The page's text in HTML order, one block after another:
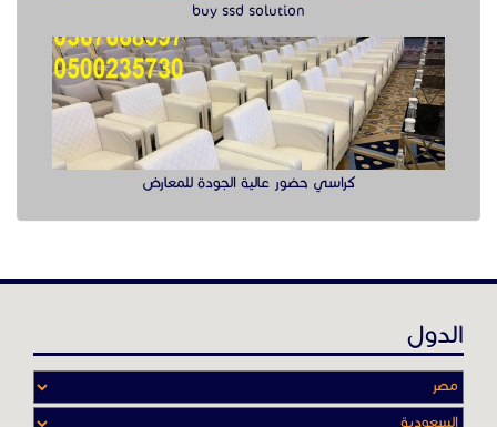
الدول
عن موقع حراج خدمة
أدواتنا ومهاراتنا تميّـزنا للربط بين البائع